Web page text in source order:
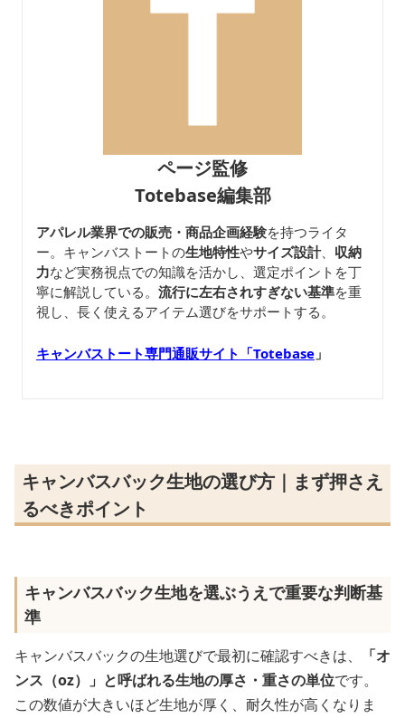
ページ監修
Totebase編集部
アパレル業界での販売・商品企画経験を持つライタ
ー。キャンバストートの生地特性やサイズ設計、 収納
力など実務視点での知識を活かし、選定ポイントを丁
寧に解説している。 流行に左右されすぎない基準を重
視し、長く使えるアイテム選びをサポートする。
キャンバストート専門通販サイト「Totebase 」
キャンバスバック生地の選び方｜まず押さえ
るべきポイント
キャンバスバック生地を選ぶうえで重要な判断基
準
キャンバスバックの生地選びで最初に確認すべきは、
「オ
ンス（oz）」と呼ばれる生地の厚さ・重さの単位です。
この数値が大きいほど生地が厚く、耐久性が高くなりま